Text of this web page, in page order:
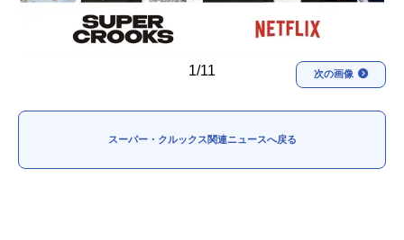
秋アニメ 冬アニメ
FOLLOW US
1/11 次の画像
スーパー・クルックス関連ニュースへ戻る